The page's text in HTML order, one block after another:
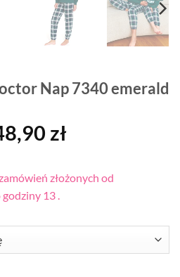
Nap 7340 emerald
zł
od
142,90 zł
148,90 zł
złożonych od
13 .